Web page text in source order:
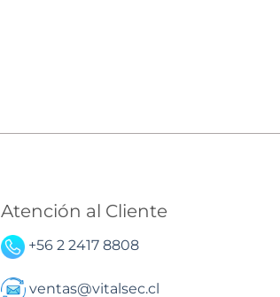
Atención al Cliente
+56 2 2417 8808
ventas@vitalsec.cl